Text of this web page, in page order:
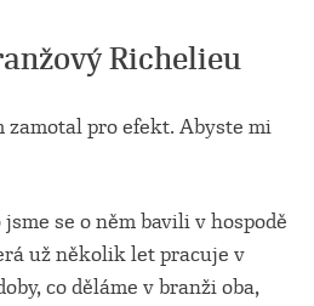
Richelieu
zamotal pro efekt. Abyste mi
se o něm bavili v hospodě
už několik let pracuje v
co děláme v branži oba,